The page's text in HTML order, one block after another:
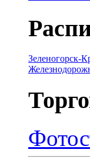
Зеленогорск-